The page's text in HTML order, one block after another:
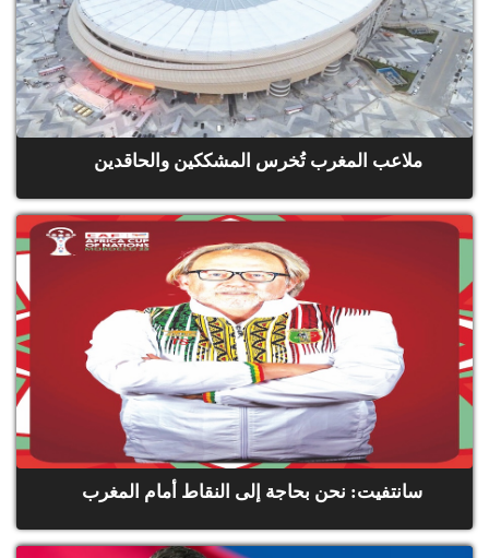
ملاعب المغرب تُخرس المشككين والحاقدين
سانتفيت: نحن بحاجة إلى النقاط أمام المغرب